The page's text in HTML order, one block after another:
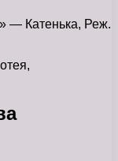
— Катенька, Реж.